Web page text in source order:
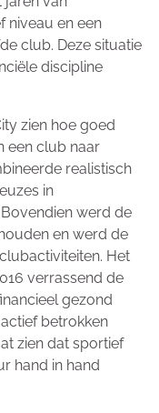
niveau en een
club. Deze situatie
discipline
zien hoe goed
een club naar
realistisch
in
werd de
en werd de
Het
verrassend de
gezond
betrokken
zien dat sportief
hand in hand